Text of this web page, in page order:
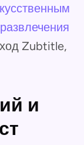
Zubtitle,
и